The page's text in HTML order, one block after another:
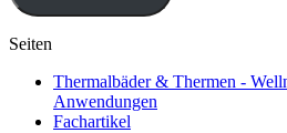
Seiten
Thermalbäder & Thermen -
Anwendungen
Fachartikel